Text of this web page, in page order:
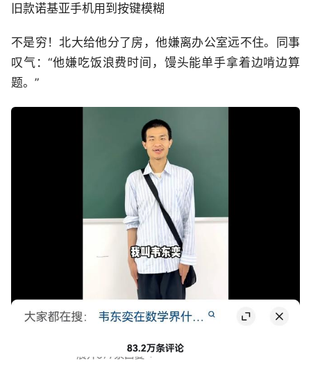
旧款诺基亚手机用到按键模糊
不是穷！北大给他分了房，他嫌离办公室远不住。同事
叹气：“他嫌吃饭浪费时间，馒头能单手拿着边啃边算
题。”